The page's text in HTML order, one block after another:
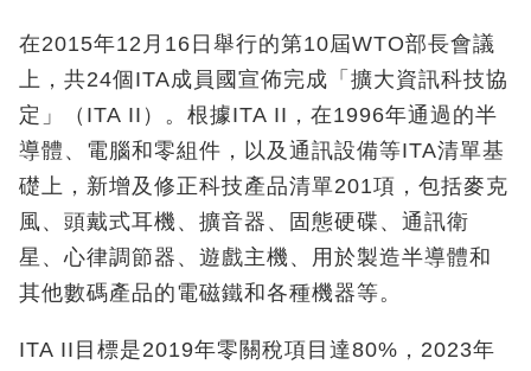
在2015年12月16日舉行的第10屆WTO部長會議
上，共24個ITA成員國宣佈完成「擴大資訊科技協
定」（ITA II）。根據ITA II，在1996年通過的半
導體、電腦和零組件，以及通訊設備等ITA清單基
礎上，新增及修正科技產品清單201項，包括麥克
風、頭戴式耳機、擴音器、固態硬碟、通訊衛
星、心律調節器、遊戲主機、用於製造半導體和
其他數碼產品的電磁鐵和各種機器等。
ITA II目標是2019年零關稅項目達80%，2023年